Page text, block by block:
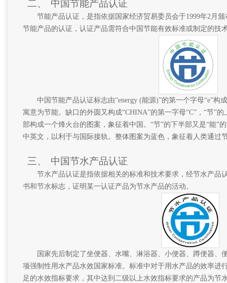
二、 中国节能产品认证
节能产品认证，是指依据国家经济贸易委员会于1999年2月
节能产品的认证，认证产品需符合中国节能有效标准或制定的技
中国节能产品认证标志由“energy (能源)”的第一个字母“e”构
寓意为节能。缺口的外圆又构成“CHINA”的第一字母“C”，“节”
部构成一个烽火台的图案，象征着中国。“节”的下半部又是“能”
中英文，以利于与国际接轨。整体图案为蓝色，象征着人类通过
三、 中国节水产品认证
节水产品认证是指依据相关的标准和技术要求，经节水产品
书和节水标志，证明某一认证产品为节水产品的活动。
国家先后制定了坐便器、水嘴、淋浴器、小便器、蹲便器、
项强制性用水产品水效国家标准。标准中对于用水产品的效率进
足的水效指标要求，其中达到二级以上水效指标要求的产品为节